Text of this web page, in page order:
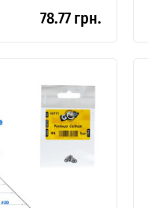
78.77 грн.